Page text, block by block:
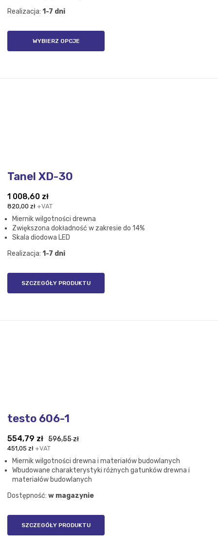
004,90 zł
Realizacja: 1-7 dni
WYBIERZ OPCJE
Tanel XD-30
1 008,60 zł
820,00 zł +VAT
Miernik wilgotności drewna
Zwiększona dokładność w zakresie do 14%
Skala diodowa LED
Realizacja: 1-7 dni
SZCZEGÓŁY PRODUKTU
testo 606-1
596,55zł
wynosiła:
596,55 zł.
554,79 zł
wynosi:
554,79 zł.
451,05 zł +VAT
Miernik wilgotności drewna i materiałów budowlanych
Wbudowane charakterystyki różnych gatunków drewna i
materiałów budowlanych
Dostępność: w magazynie
SZCZEGÓŁY PRODUKTU